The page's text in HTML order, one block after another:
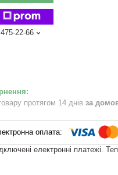
22-66
протягом 14 днів за
електронні платежі.